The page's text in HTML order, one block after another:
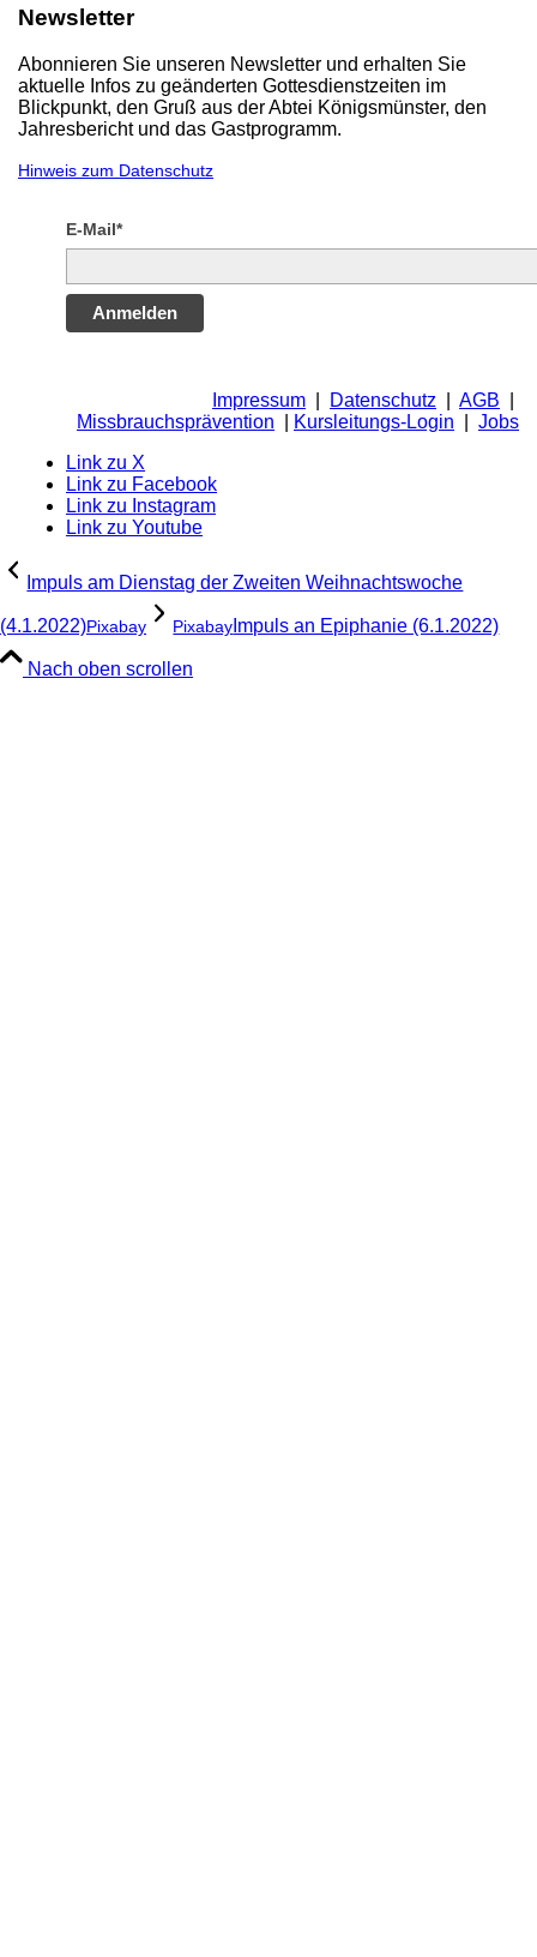
Newsletter
Abonnieren Sie unseren Newsletter und erhalten Sie
aktuelle Infos zu geänderten Gottesdienstzeiten im
Blickpunkt, den Gruß aus der Abtei Königsmünster, den
Jahresbericht und das Gastprogramm.
Hinweis zum Datenschutz
E-Mail*
Anmelden
Impressum Datenschutz AGB
Missbrauchsprävention
Kursleitungs-Login
Jobs
Link zu X
Link zu Facebook
Link zu Instagram
Link zu Youtube
Impuls am Dienstag der Zweiten Weihnachtswoche
(4.1.2022)Pixabay Pixabay Impuls an Epiphanie (6.1.2022)
Nach oben scrollen